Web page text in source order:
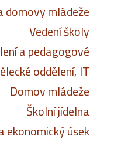
domovy mládeže
Vedení školy
a pedagogové
oddělení, IT
Domov mládeže
Školní jídelna
ekonomický úsek